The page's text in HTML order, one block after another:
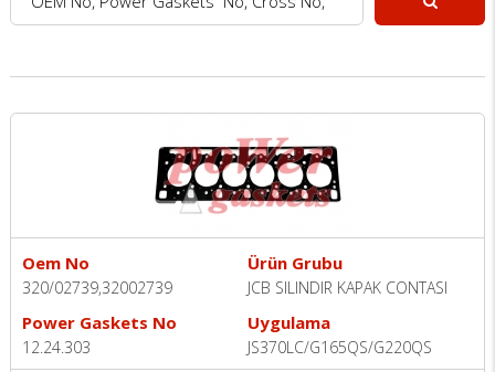
Oem No
320/02739,32002739
Ürün Grubu
JCB SILINDIR KAPAK CONTASI
Power Gaskets No
12.24.303
Uygulama
JS370LC/G165QS/G220QS